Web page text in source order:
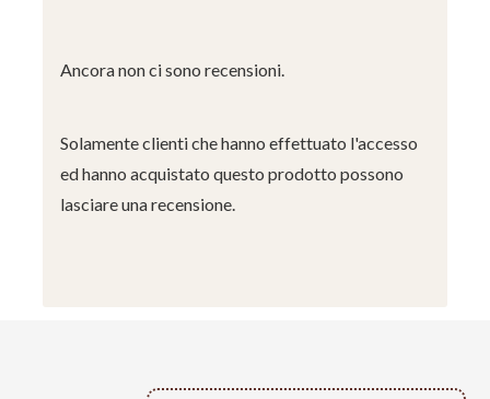
Ancora non ci sono recensioni.
Solamente clienti che hanno effettuato l'accesso
ed hanno acquistato questo prodotto possono
lasciare una recensione.